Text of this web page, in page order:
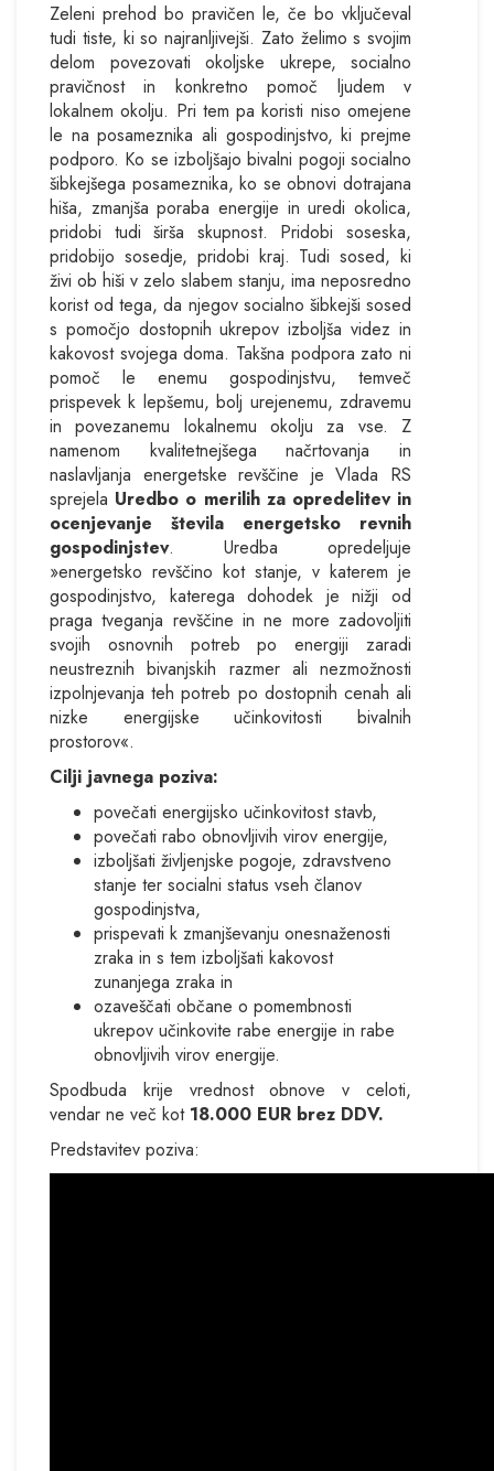
Zeleni prehod bo pravičen le, če bo vključeval
tudi tiste, ki so najranljivejši. Zato želimo s svojim
delom povezovati okoljske ukrepe, socialno
pravičnost in konkretno pomoč ljudem v
lokalnem okolju. Pri tem pa koristi niso omejene
le na posameznika ali gospodinjstvo, ki prejme
podporo. Ko se izboljšajo bivalni pogoji socialno
šibkejšega posameznika, ko se obnovi dotrajana
hiša, zmanjša poraba energije in uredi okolica,
pridobi tudi širša skupnost. Pridobi soseska,
pridobijo sosedje, pridobi kraj. Tudi sosed, ki
živi ob hiši v zelo slabem stanju, ima neposredno
korist od tega, da njegov socialno šibkejši sosed
s pomočjo dostopnih ukrepov izboljša videz in
kakovost svojega doma. Takšna podpora zato ni
pomoč le enemu gospodinjstvu, temveč
prispevek k lepšemu, bolj urejenemu, zdravemu
in povezanemu lokalnemu okolju za vse. Z
namenom kvalitetnejšega načrtovanja in
naslavljanja energetske revščine je Vlada RS
sprejela Uredbo o merilih za opredelitev in
ocenjevanje števila energetsko revnih
gospodinjstev. Uredba opredeljuje
»energetsko revščino kot stanje, v katerem je
gospodinjstvo, katerega dohodek je nižji od
praga tveganja revščine in ne more zadovoljiti
svojih osnovnih potreb po energiji zaradi
neustreznih bivanjskih razmer ali nezmožnosti
izpolnjevanja teh potreb po dostopnih cenah ali
nizke energijske učinkovitosti bivalnih
prostorov«.
Cilji javnega poziva:
povečati energijsko učinkovitost stavb,
povečati rabo obnovljivih virov energije,
izboljšati življenjske pogoje, zdravstveno
stanje ter socialni status vseh članov
gospodinjstva,
prispevati k zmanjševanju onesnaženosti
zraka in s tem izboljšati kakovost
zunanjega zraka in
ozaveščati občane o pomembnosti
ukrepov učinkovite rabe energije in rabe
obnovljivih virov energije.
Spodbuda krije vrednost obnove v celoti,
vendar ne več kot 18.000 EUR brez DDV.
Predstavitev poziva: